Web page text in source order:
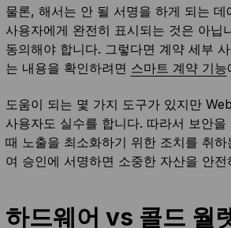
물론, 해서는 안 될 서명을 하게 되는
사용자에게 완전히 표시되는 것은 아
동의해야 합니다. 그렇다면 계약 세부
는 내용을 확인하려면 스마트 계약 기능
도움이 되는 몇 가지 도구가 있지만
사용자도 실수를 합니다. 따라서 보안
때 노출을 최소화하기 위한 조치를 취
여 승인에 서명하면 소중한 자산을 안
하드웨어 vs 콜드 월